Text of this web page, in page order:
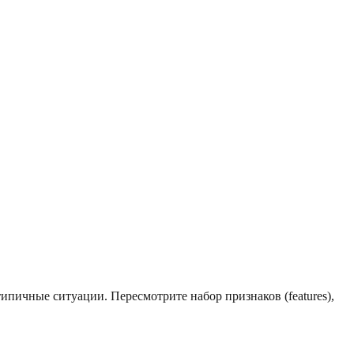
ситуации. Пересмотрите набор признаков (features),